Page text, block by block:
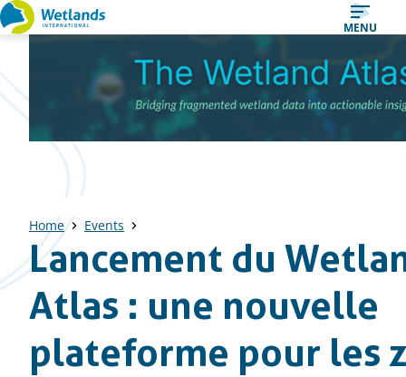
Straight
content
MENU
Home Events
Lancement du
Atlas : une nouvelle
plateforme pour les